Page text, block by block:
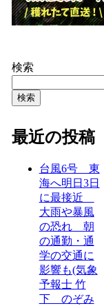
検索
検索
最近の投稿
台風6号 東
海へ明日3日
に最接近
大雨や暴風
の恐れ 朝
の通勤・通
学の交通に
影響も(気象
予報士 竹
下 のぞみ